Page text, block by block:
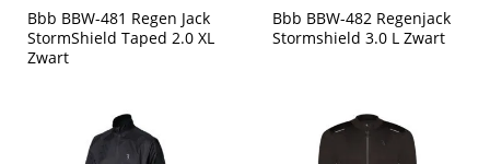
Bbb BBW-481 Regen Jack
StormShield Taped 2.0 XL
Zwart
Bbb BBW-482 Regenjack
Stormshield 3.0 L Zwart